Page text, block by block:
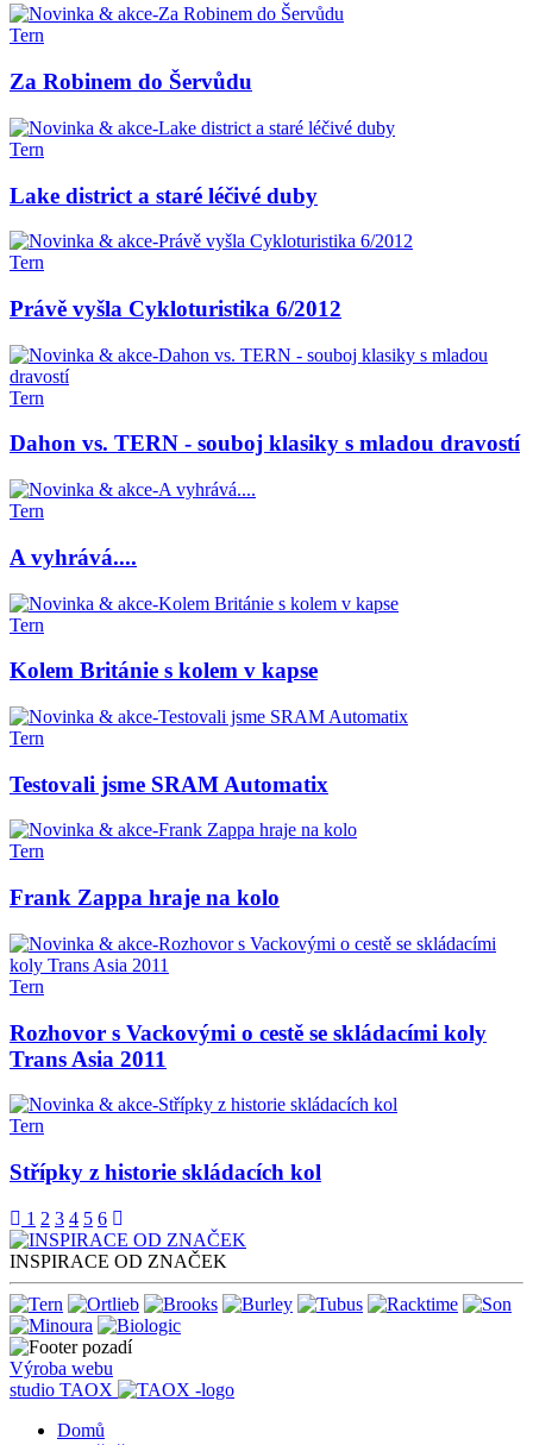
Tern
Za Robinem do Šervůdu
Tern
Lake district a staré léčivé duby
Tern
Právě vyšla Cykloturistika 6/2012
Tern
Dahon vs. TERN - souboj klasiky s mladou dravostí
Tern
A vyhrává....
Tern
Kolem Británie s kolem v kapse
Tern
Testovali jsme SRAM Automatix
Tern
Frank Zappa hraje na kolo
Tern
Rozhovor s Vackovými o cestě se skládacími koly
Trans Asia 2011
Tern
Střípky z historie skládacích kol
1 2 3 4 5 6
INSPIRACE OD ZNAČEK
Výroba webu
studio TAOX
Domů